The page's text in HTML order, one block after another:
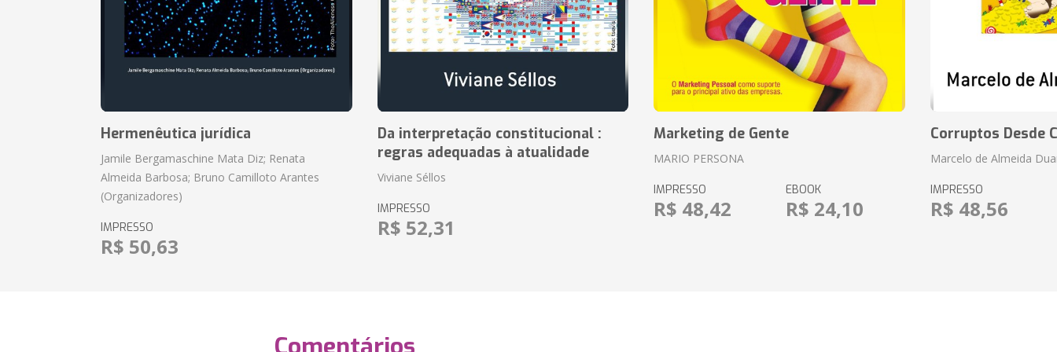
Hermenêutica jurídica
Jamile Bergamaschine Mata Diz; Renata
Almeida Barbosa; Bruno Camilloto Arantes
(Organizadores)
IMPRESSO
R$ 50,63
Da interpretação constitucional :
regras adequadas à atualidade
Viviane Séllos
IMPRESSO
R$ 52,31
Marketing de Gente
MARIO PERSONA
IMPRESSO
R$ 48,42
EBOOK
R$ 24,10
Corruptos Desde
Marcelo de Almeida
IMPRESSO
R$ 48,56